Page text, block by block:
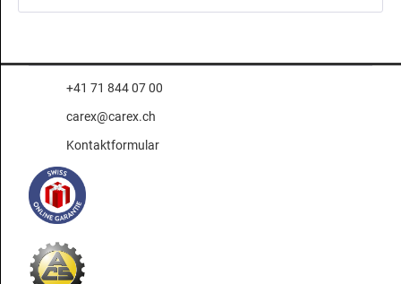
+41 71 844 07 00
carex@carex.ch
Kontaktformular